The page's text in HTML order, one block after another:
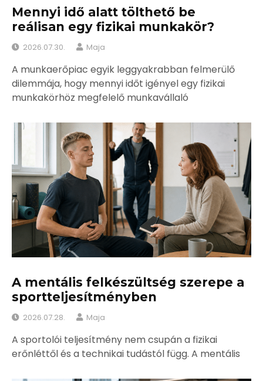
Mennyi idő alatt tölthető be
reálisan egy fizikai munkakör?
2026.07.30. Maja
A munkaerőpiac egyik leggyakrabban felmerülő
dilemmája, hogy mennyi időt igényel egy fizikai
munkakörhöz megfelelő munkavállaló
A mentális felkészültség szerepe a
sportteljesítményben
2026.07.28. Maja
A sportolói teljesítmény nem csupán a fizikai
erőnléttől és a technikai tudástól függ. A mentális